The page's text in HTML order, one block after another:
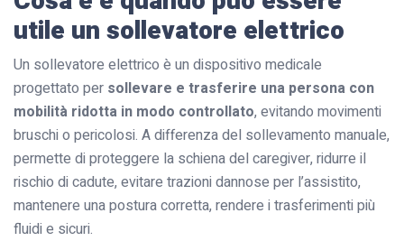
utile un sollevatore elettrico
Un sollevatore elettrico è un dispositivo medicale
progettato per sollevare e trasferire una persona con
mobilità ridotta in modo controllato, evitando movimenti
bruschi o pericolosi. A differenza del sollevamento manuale,
permette di proteggere la schiena del caregiver, ridurre il
rischio di cadute, evitare trazioni dannose per l’assistito,
mantenere una postura corretta, rendere i trasferimenti più
fluidi e sicuri.